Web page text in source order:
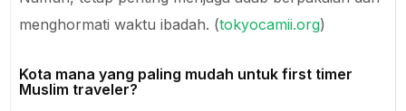
menghormati waktu ibadah. (tokyocamii.org)
Kota mana yang paling mudah untuk first timer
Muslim traveler?